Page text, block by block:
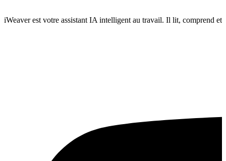
iWeaver est votre assistant IA intelligent au travail. Il lit, comprend et